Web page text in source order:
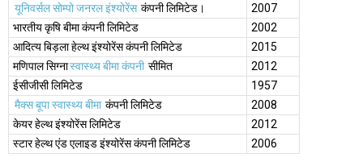
यूनिवर्सल सोम्पो जनरल इंश्योरेंस कंपनी लिमिटेड।
2007
भारतीय कृषि बीमा कंपनी लिमिटेड
2002
आदित्य बिड़ला हेल्थ इंश्योरेंस कंपनी लिमिटेड
2015
मणिपाल सिग्नास्वास्थ्य बीमा कंपनी सीमित
2012
ईसीजीसी लिमिटेड
1957
मैक्स बूपा स्वास्थ्य बीमा कंपनी लिमिटेड
2008
केयर हेल्थ इंश्योरेंस लिमिटेड
2012
स्टार हेल्थ एंड एलाइड इंश्योरेंस कंपनी लिमिटेड
2006